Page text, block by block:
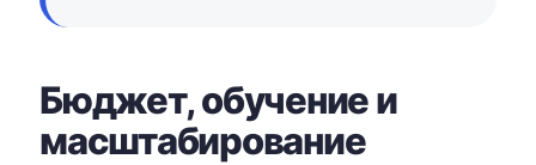
Бюджет, обучение и
масштабирование